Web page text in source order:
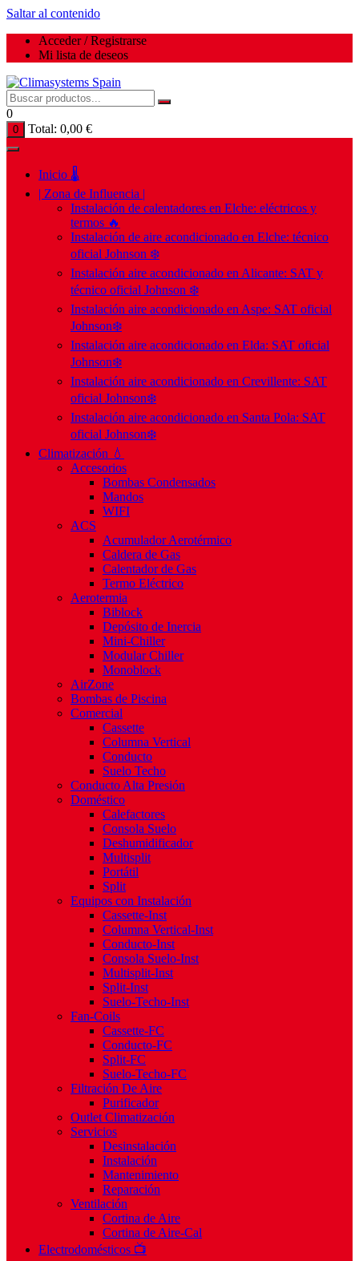
Saltar al contenido
Acceder / Registrarse
Mi lista de deseos
0
0 Total: 0,00 €
Inicio 🌡️
| Zona de Influencia |
Instalación de calentadores en Elche: eléctricos y
termos 🔥
Instalación de aire acondicionado en Elche: técnico
oficial Johnson ❄️
Instalación aire acondicionado en Alicante: SAT y
técnico oficial Johnson ❄️
Instalación aire acondicionado en Aspe: SAT oficial
Johnson❄️
Instalación aire acondicionado en Elda: SAT oficial
Johnson❄️
Instalación aire acondicionado en Crevillente: SAT
oficial Johnson❄️
Instalación aire acondicionado en Santa Pola: SAT
oficial Johnson❄️
Climatización 💧
Accesorios
Bombas Condensados
Mandos
WIFI
ACS
Acumulador Aerotérmico
Caldera de Gas
Calentador de Gas
Termo Eléctrico
Aerotermia
Biblock
Depósito de Inercia
Mini-Chiller
Modular Chiller
Monoblock
AirZone
Bombas de Piscina
Comercial
Cassette
Columna Vertical
Conducto
Suelo Techo
Conducto Alta Presión
Doméstico
Calefactores
Consola Suelo
Deshumidificador
Multisplit
Portátil
Split
Equipos con Instalación
Cassette-Inst
Columna Vertical-Inst
Conducto-Inst
Consola Suelo-Inst
Multisplit-Inst
Split-Inst
Suelo-Techo-Inst
Fan-Coils
Cassette-FC
Conducto-FC
Split-FC
Suelo-Techo-FC
Filtración De Aire
Purificador
Outlet Climatización
Servicios
Desinstalación
Instalación
Mantenimiento
Reparación
Ventilación
Cortina de Aire
Cortina de Aire-Cal
Electrodomésticos 📺